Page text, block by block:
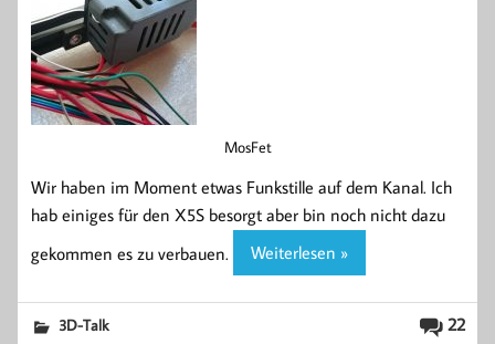
MosFet
Wir haben im Moment etwas Funkstille auf dem Kanal. Ich
hab einiges für den X5S besorgt aber bin noch nicht dazu
gekommen es zu verbauen.
Weiterlesen »
22
3D-Talk